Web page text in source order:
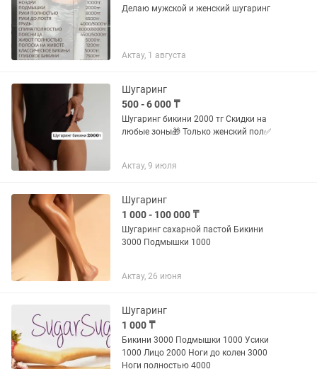
Делаю мужской и женский шугаринг
Актау, 1 августа
Шугаринг
500 - 6 000 ₸
Шугаринг бикини 2000 тг Скидки на
любые зоны🎁 Только женский пол✅
Актау, 9 июля
Шугаринг
1 000 - 100 000 ₸
Шугаринг сахарной пастой Бикини
3000 Подмышки 1000
Актау, 26 июня
Шугаринг
1 000 ₸
Бикини 3000 Подмышки 1000 Усики
1000 Лицо 2000 Ноги до колен 3000
Ноги полностью 4000